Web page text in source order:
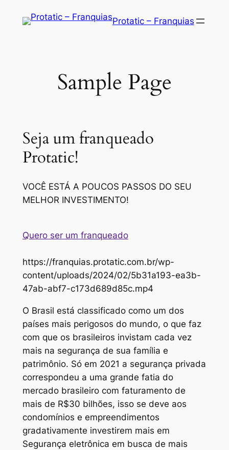
Protatic – Franquias
Sample Page
Seja um franqueado
Protatic!
VOCÊ ESTÁ A POUCOS PASSOS DO SEU
MELHOR INVESTIMENTO!
Quero ser um franqueado
https://franquias.protatic.com.br/wp-
content/uploads/2024/02/5b31a193-ea3b-
47ab-abf7-c173d689d85c.mp4
O Brasil está classificado como um dos
países mais perigosos do mundo, o que faz
com que os brasileiros invistam cada vez
mais na segurança de sua família e
patrimônio. Só em 2021 a segurança privada
correspondeu a uma grande fatia do
mercado brasileiro com faturamento de
mais de R$30 bilhões, isso se deve aos
condomínios e empreendimentos
gradativamente investirem mais em
Segurança eletrônica em busca de mais